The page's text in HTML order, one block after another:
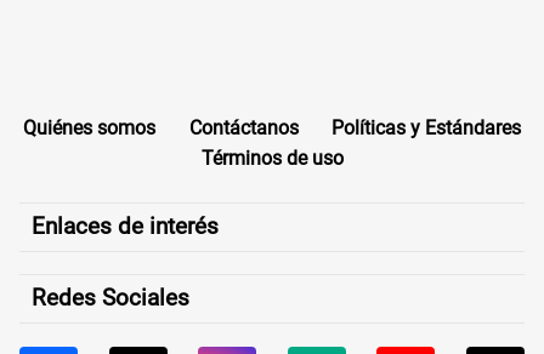
Quiénes somos Contáctanos
Políticas y Estándares
Términos de uso
Enlaces de interés
Redes Sociales